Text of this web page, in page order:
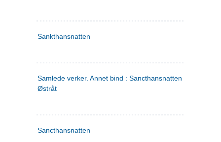
Sankthansnatten
Samlede verker. Annet bind : Sancthansnatten ; Fru Inger
Østråt
Sancthansnatten